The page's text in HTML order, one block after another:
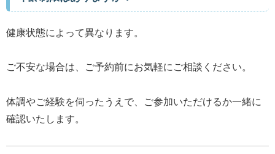
健康状態によって異なります。
ご不安な場合は、ご予約前にお気軽にご相談ください。
体調やご経験を伺ったうえで、ご参加いただけるか一緒に
確認いたします。